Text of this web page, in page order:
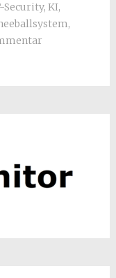
Security, KI,
,